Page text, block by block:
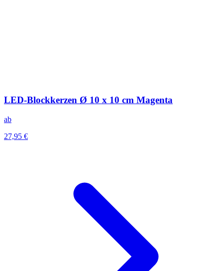
LED-Blockkerzen Ø 10 x 10 cm Magenta
ab
27,95 €